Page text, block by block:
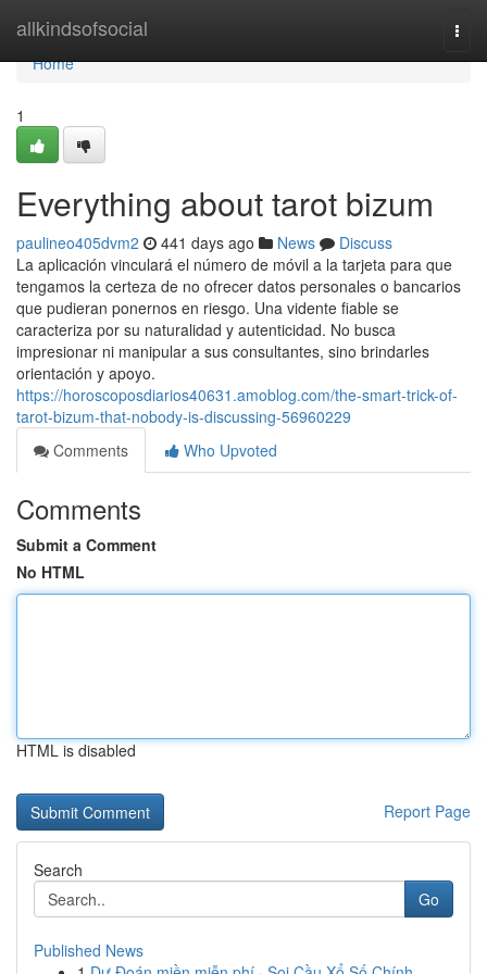
allkindsofsocial
Home
Home
1
Everything about tarot bizum
paulineo405dvm2 441 days ago News
Discuss
La aplicación vinculará el número de móvil a la tarjeta para que
tengamos la certeza de no ofrecer datos personales o bancarios
que pudieran ponernos en riesgo. Una vidente fiable se
caracteriza por su naturalidad y autenticidad. No busca
impresionar ni manipular a sus consultantes, sino brindarles
orientación y apoyo.
https://horoscoposdiarios40631.amoblog.com/the-smart-trick-of-
tarot-bizum-that-nobody-is-discussing-56960229
Comments
Who Upvoted
Comments
Submit a Comment
No HTML
HTML is disabled
Report Page
Search
Go
Published News